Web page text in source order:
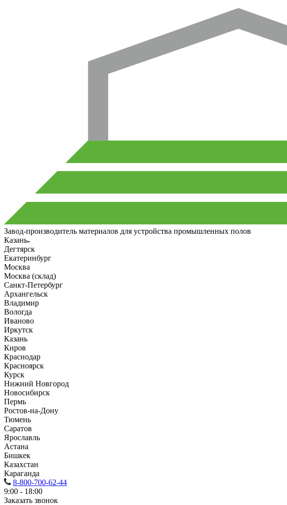
Завод-производитель материалов для устройства промышленных полов
Казань
Дегтярск
Екатеринбург
Москва
Москва (склад)
Санкт-Петербург
Архангельск
Владимир
Вологда
Иваново
Иркутск
Казань
Киров
Краснодар
Красноярск
Курск
Нижний Новгород
Новосибирск
Пермь
Ростов-на-Дону
Тюмень
Саратов
Ярославль
Астана
Бишкек
Казахстан
Караганда
8-800-700-62-44
9:00 - 18:00
Заказать звонок